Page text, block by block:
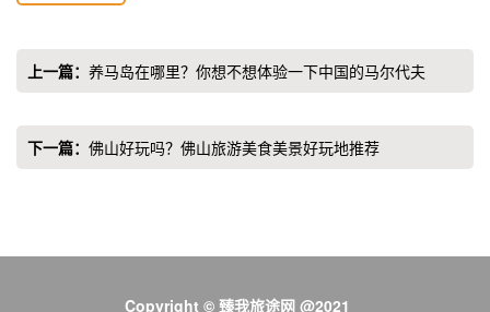
上一篇： 养马岛在哪里？你想不想体验一下中国的马尔代夫
下一篇： 佛山好玩吗？佛山旅游美食美景好玩地推荐
Copyright © 臻我旅途网 @2021